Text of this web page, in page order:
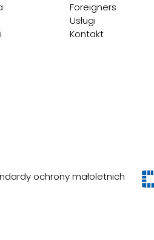
Foreigners
Usługi
Kontakt
ochrony małoletnich